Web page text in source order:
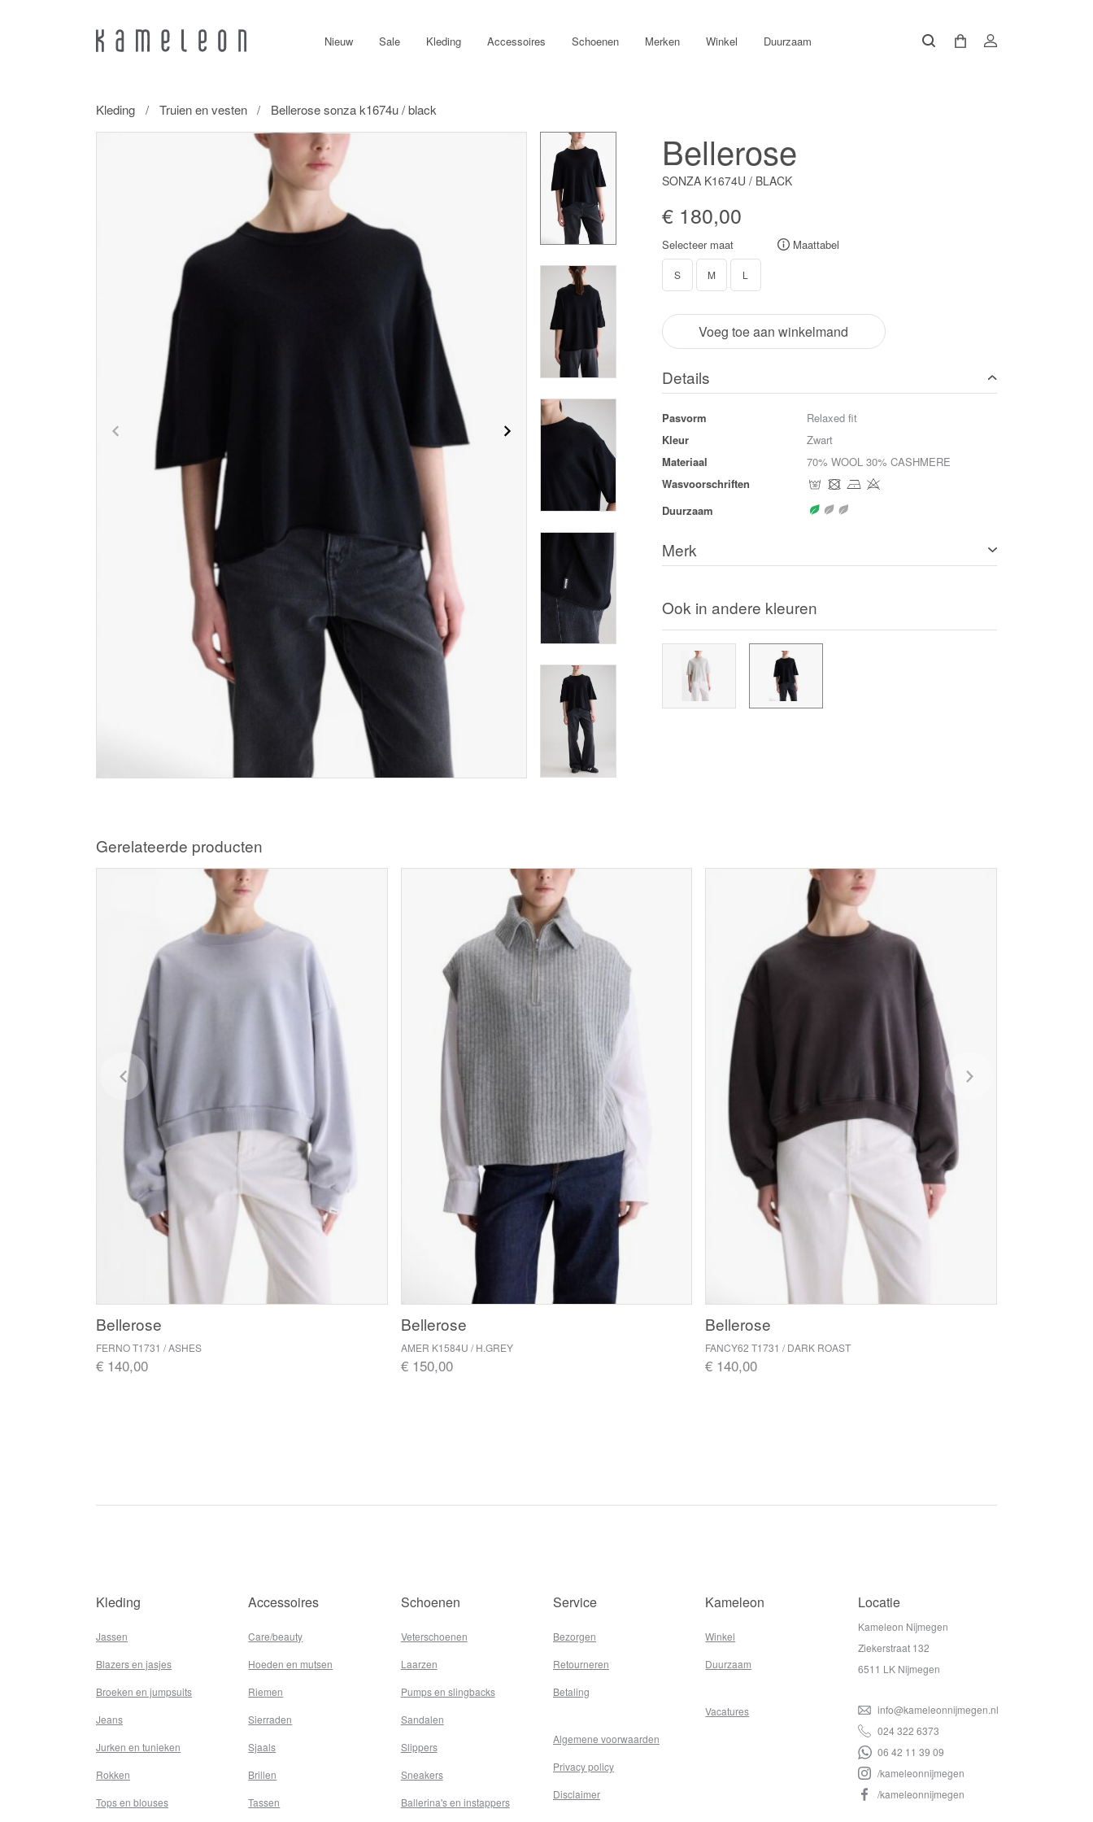
Nieuw Sale Kleding Accessoires Schoenen Merken Winkel Duurzaam
Kleding Truien en vesten Bellerose sonza k1674u / black
Bellerose
SONZA K1674U / BLACK
€ 180,00
Selecteer maat Maattabel
S M L
Voeg toe aan winkelmand
Details
Pasvorm
Relaxed fit
Kleur
Zwart
Materiaal
70% WOOL 30% CASHMERE
Wasvoorschriften
Duurzaam
Merk
Ook in andere kleuren
Gerelateerde producten
Bellerose
FERNO T1731 / ASHES
€ 140,00
Bellerose
AMER K1584U / H.GREY
€ 150,00
Bellerose
FANCY62 T1731 / DARK ROAST
€ 140,00
Kleding
Jassen
Blazers en jasjes
Broeken en jumpsuits
Jeans
Jurken en tunieken
Rokken
Tops en blouses
Accessoires
Care/beauty
Hoeden en mutsen
Riemen
Sierraden
Sjaals
Brillen
Tassen
Schoenen
Veterschoenen
Laarzen
Pumps en slingbacks
Sandalen
Slippers
Sneakers
Ballerina's en instappers
Service
Bezorgen
Retourneren
Betaling
Algemene voorwaarden
Privacy policy
Disclaimer
Kameleon
Winkel
Duurzaam
Vacatures
Locatie
Kameleon Nijmegen
Ziekerstraat 132
6511 LK Nijmegen
info@kameleonnijmegen.nl
024 322 6373
06 42 11 39 09
/kameleonnijmegen
/kameleonnijmegen